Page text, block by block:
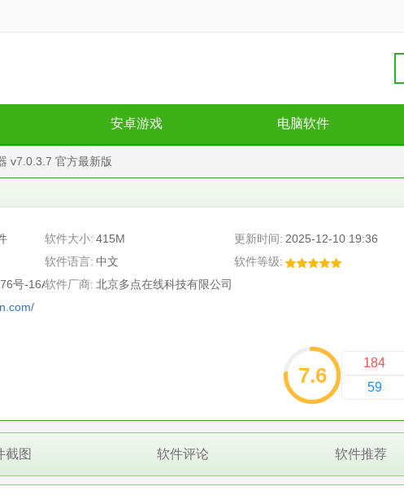
安卓游戏 电脑软件
v7.0.3.7 官方最新版
软件大小: 415M 更新时间: 2025-12-10 19:36
软件语言: 中文
软件等级:
号-16A软件厂商: 北京多点在线科技有限公司
7.6
184
59
截图 软件评论 软件推荐